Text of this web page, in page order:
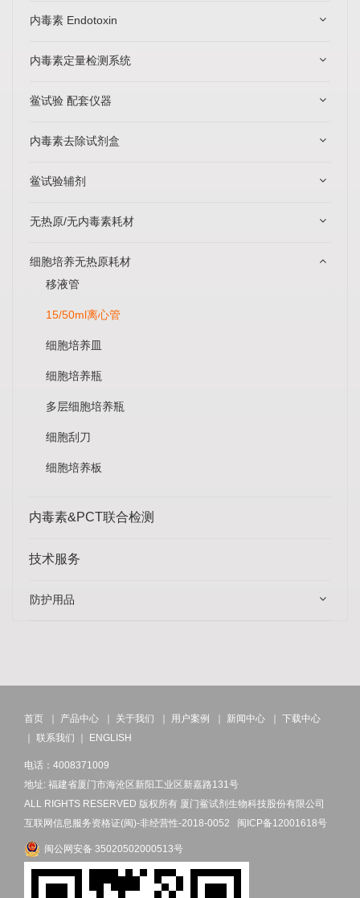
内毒素 Endotoxin
内毒素定量检测系统
鲎试验 配套仪器
内毒素去除试剂盒
鲎试验辅剂
无热原/无内毒素耗材
细胞培养无热原耗材
移液管
15/50ml离心管
细胞培养皿
细胞培养瓶
多层细胞培养瓶
细胞刮刀
细胞培养板
内毒素&PCT联合检测
技术服务
防护用品
首页 ｜ 产品中心 ｜ 关于我们 ｜ 用户案例 ｜ 新闻中心 ｜ 下载中心
｜ 联系我们 ｜ ENGLISH
电话：4008371009
地址: 福建省厦门市海沧区新阳工业区新嘉路131号
ALL RIGHTS RESERVED 版权所有 厦门鲎试剂生物科技股份有限公司
互联网信息服务资格证(闽)-非经营性-2018-0052 闽ICP备12001618号
闽公网安备 35020502000513号